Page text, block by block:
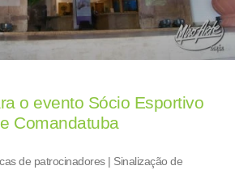
o evento Sócio Esportivo
Comandatuba
de patrocinadores | Sinalização de